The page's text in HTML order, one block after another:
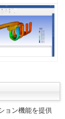
ョン機能を提供